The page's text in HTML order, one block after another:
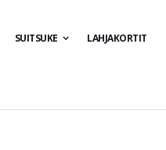
SUITSUKE LAHJAKORTIT